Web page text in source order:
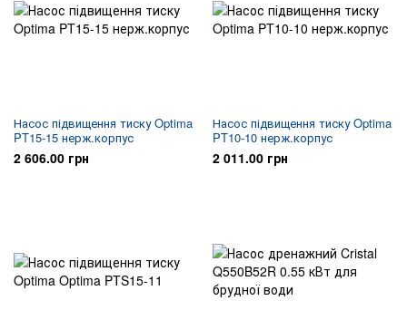
Насос підвищення тиску Optima
PT15-15 нерж.корпус
2 606.00 грн
Насос підвищення тиску Optima
PT10-10 нерж.корпус
2 011.00 грн